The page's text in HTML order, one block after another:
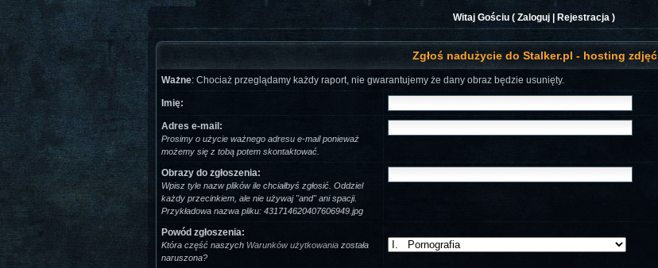
Witaj Gościu ( Zaloguj Rejestracja )
Zgłoś nadużycie do Stalker.pl - hosting zdjęć
Ważne: Chociaż przeglądamy każdy raport, nie gwarantujemy że dany obraz będzie usunięty.
Imię:
Adres e-mail:
Prosimy o użycie ważnego adresu e-mail ponieważ
możemy się z tobą potem skontaktować.
Obrazy do zgłoszenia:
Wpisz tyle nazw plików ile chciałbyś zgłosić. Oddziel
każdy przecinkiem, ale nie używaj "and" ani spacji.
Przykładowa nazwa pliku: 431714620407606949.jpg
Powód zgłoszenia:
Która część naszych Warunków użytkowania została
naruszona?